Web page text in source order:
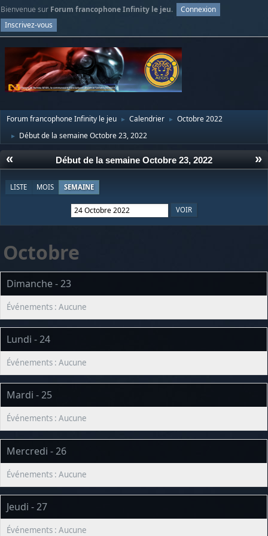
Bienvenue sur Forum francophone Infinity le jeu.
Connexion
Inscrivez-vous
Forum francophone Infinity le jeu ► Calendrier ► Octobre 2022
► Début de la semaine Octobre 23, 2022
« »
Début de la semaine Octobre 23, 2022
LISTE MOIS SEMAINE
Octobre
Dimanche - 23
Lundi - 24
Mardi - 25
Mercredi - 26
Jeudi - 27